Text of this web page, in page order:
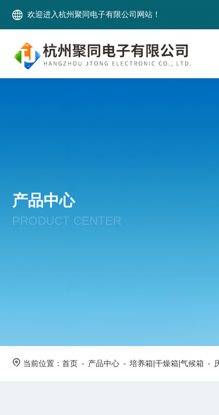
欢迎进入杭州聚同电子有限公司网站！
产品中心
PRODUCT CENTER
当前位置： 首页 - 产品中心 - 培养箱|干燥箱|气候箱 -